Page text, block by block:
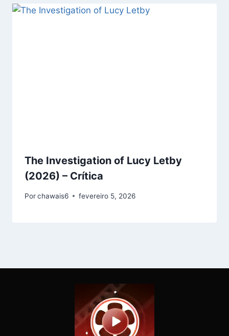
The Investigation of Lucy Letby
(2026) – Crítica
Porchawais6 fevereiro 5, 2026